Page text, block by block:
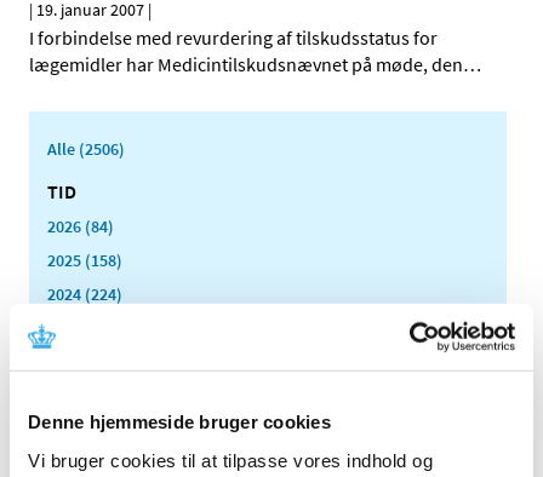
Denne hjemmeside bruger cookies
Vi bruger cookies til at tilpasse vores indhold og
| 19. januar 2007 |
I forbindelse med revurdering af tilskudsstatus for
lægemidler har Medicintilskudsnævnet på møde, den…
Alle (2506)
TID
2026 (84)
2025 (158)
2024 (224)
2023 (195)
2020 (263)
2019 (159)